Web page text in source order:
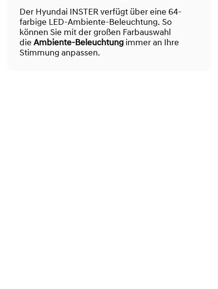
Der Hyundai INSTER verfügt über eine 64-
farbige LED-Ambiente-Beleuchtung. So
können Sie mit der großen Farbauswahl
die Ambiente-Beleuchtung immer an Ihre
Stimmung anpassen.